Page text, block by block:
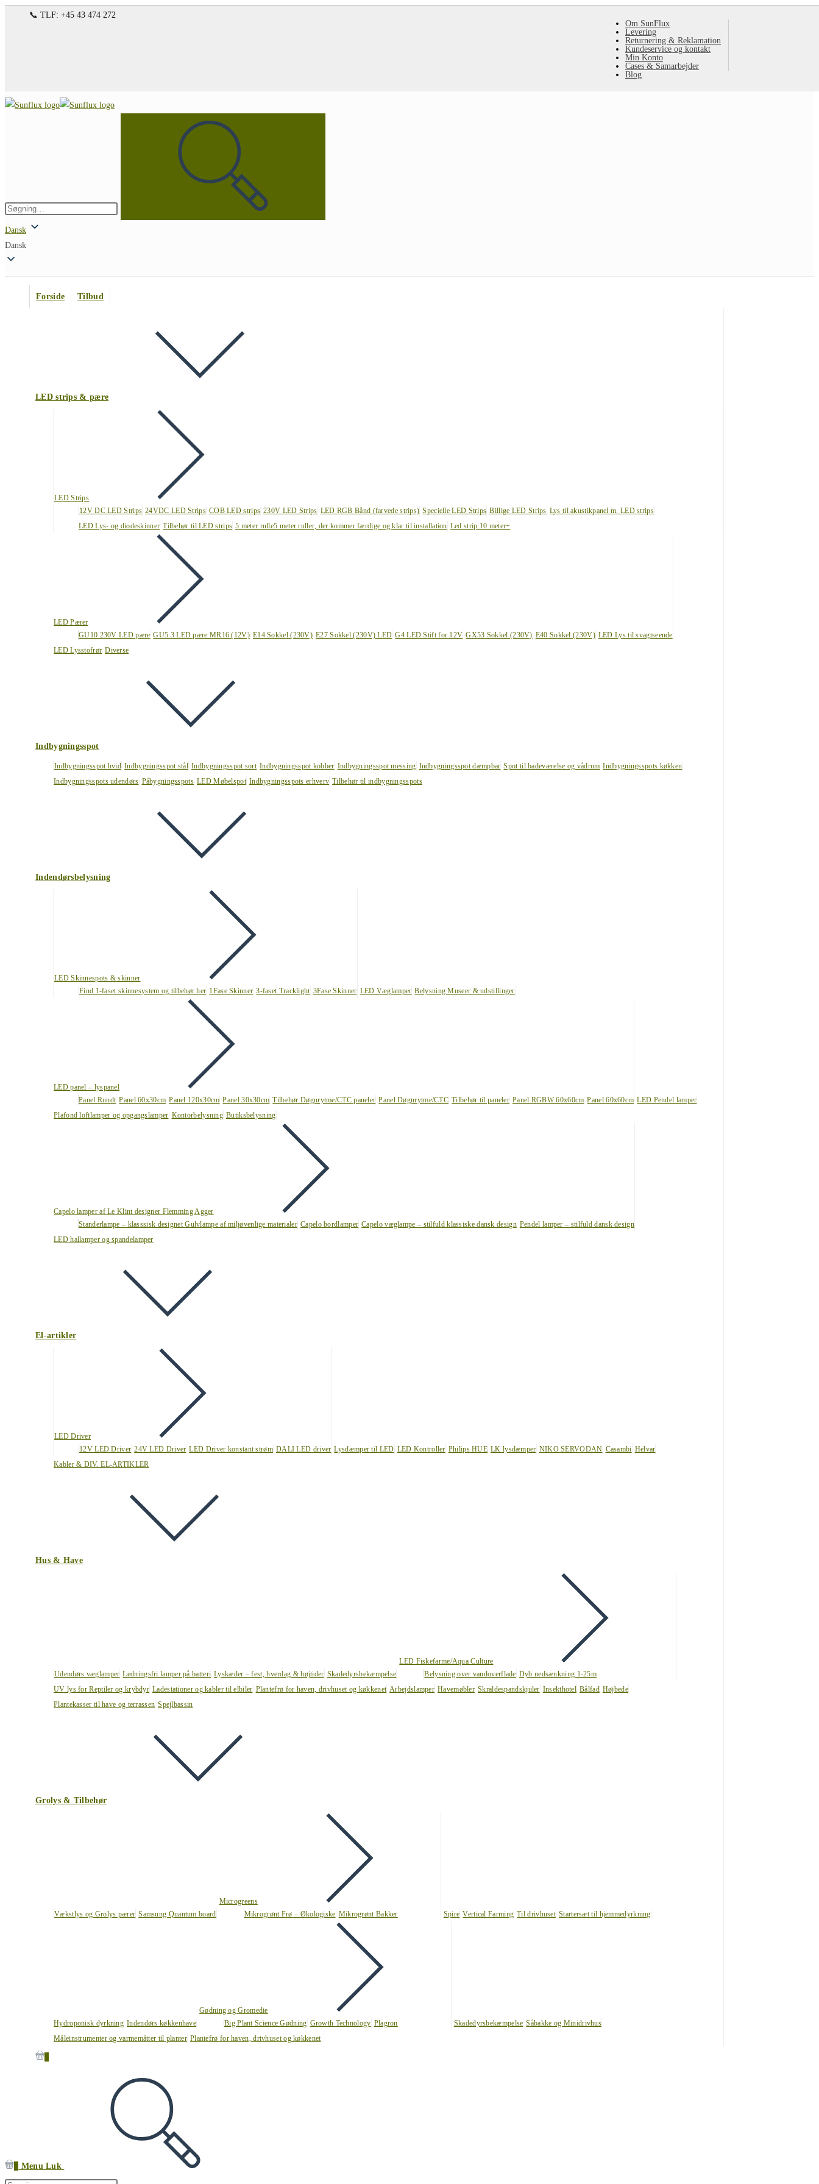
Om SunFlux
Levering
Returnering & Reklamation
Kundeservice og kontakt
Min Konto
Cases & Samarbejder
Blog
📞 TLF: +45 43 474 272
Dansk
Dansk
Forside Tilbud
LED strips & pære
LED Strips
12V DC LED Strips 24VDC LED Strips COB LED strips 230V LED Strips LED RGB Bånd (farvede strips) Specielle LED Strips Billige LED Strips Lys til akustikpanel m. LED strips
LED Lys- og diodeskinner Tilbehør til LED strips 5 meter rulle5 meter ruller, der kommer færdige og klar til installation Led strip 10 meter+
LED Pærer
GU10 230V LED pære GU5.3 LED pære MR16 (12V) E14 Sokkel (230V) E27 Sokkel (230V) LED G4 LED Stift for 12V GX53 Sokkel (230V) E40 Sokkel (230V) LED Lys til svagtseende
LED Lysstofrør Diverse
Indbygningsspot
Indbygningsspot hvid Indbygningsspot stål Indbygningsspot sort Indbygningsspot kobber Indbygningsspot messing Indbygningsspot dæmpbar Spot til badeværelse og vådrum Indbygningsspots køkken
Indbygningsspots udendørs Påbygningsspots LED Møbelspot Indbygningsspots erhverv Tilbehør til indbygningsspots
Indendørsbelysning
LED Skinnespots & skinner
Find 1-faset skinnesystem og tilbehør her 1Fase Skinner 3-faset Tracklight 3Fase Skinner LED Væglamper Belysning Museer & udstillinger
LED panel – lyspanel
Panel Rundt Panel 60x30cm Panel 120x30cm Panel 30x30cm Tilbehør Døgnrytme/CTC paneler Panel Døgnrytme/CTC Tilbehør til paneler Panel RGBW 60x60cm Panel 60x60cm LED Pendel lamper
Plafond loftlamper og opgangslamper Kontorbelysning Butiksbelysning
Capelo lamper af Le Klint designer Flemming Agger
Standerlampe – klasssisk designet Gulvlampe af miljøvenlige materialer Capelo bordlamper Capelo væglampe – stilfuld klassiske dansk design Pendel lamper – stilfuld dansk design
LED hallamper og spandelamper
El-artikler
LED Driver
12V LED Driver 24V LED Driver LED Driver konstant strøm DALI LED driver Lysdæmper til LED LED Kontroller Philips HUE LK lysdæmper NIKO SERVODAN Casambi Helvar
Kabler & DIV. EL-ARTIKLER
Hus & Have
Udendørs væglamper Ledningsfri lamper på batteri Lyskæder – fest, hverdag & højtider Skadedyrsbekæmpelse
LED Fiskefarme/Aqua Culture
Belysning over vandoverflade Dyb nedsænkning 1-25m
UV lys for Reptiler og krybdyr Ladestationer og kabler til elbiler Plantefrø for haven, drivhuset og køkkenet Arbejdslamper Havemøbler Skraldespandskjuler Insekthotel Bålfad Højbede
Plantekasser til have og terrassen Spejlbassin
Grolys & Tilbehør
Vækstlys og Grolys pærer Samsung Quantum board
Microgreens
Mikrogrønt Frø – Økologiske Mikrogrønt Bakker Spire Vertical Farming Til drivhuset Startersæt til hjemmedyrkning
Hydroponisk dyrkning Indendørs køkkenhave
Gødning og Gromedie
Big Plant Science Gødning Growth Technology Plagron Skadedyrsbekæmpelse Såbakke og Minidrivhus
Måleinstrumenter og varmemåtter til planter Plantefrø for haven, drivhuset og køkkenet
Menu Luk